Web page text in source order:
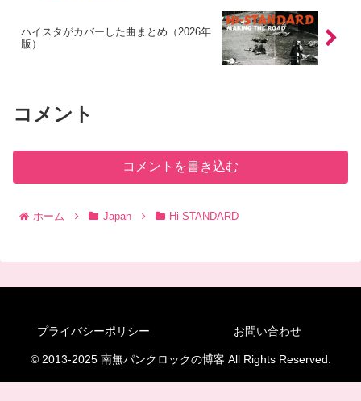
ハイスタがカバーした曲まとめ（2026年
版）
コメント
コメントを書き込む
ホーム Japan Hi-STANDARD
プライバシーポリシー お問い合わせ
© 2013-2025 南無パンクロックの博客 All Rights Reserved.